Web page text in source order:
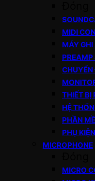
MIDI
MÁY GHI
PREAMP
THIẾT BỊ
HỆ
PHẦN
PHỤ
MICROPHONE
MICRO